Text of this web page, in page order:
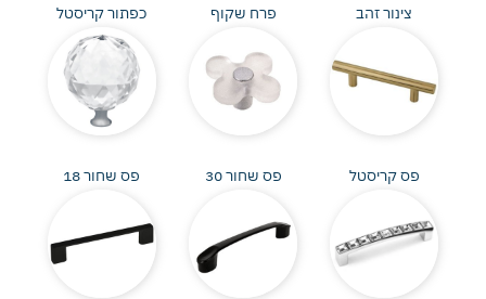
צינור זהב פרח שקוף כפתור קריסטל
פס קריסטל פס שחור 30 פס שחור 18